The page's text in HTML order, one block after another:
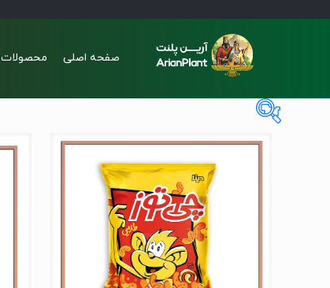
صفحه اصلی محصولات
1 2
In stock
On sale